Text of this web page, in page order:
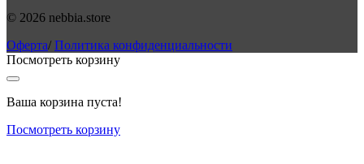
© 2026 nebbia.store
Оферта/ Политика конфиденциальности
Посмотреть корзину
Ваша корзина пуста!
Посмотреть корзину